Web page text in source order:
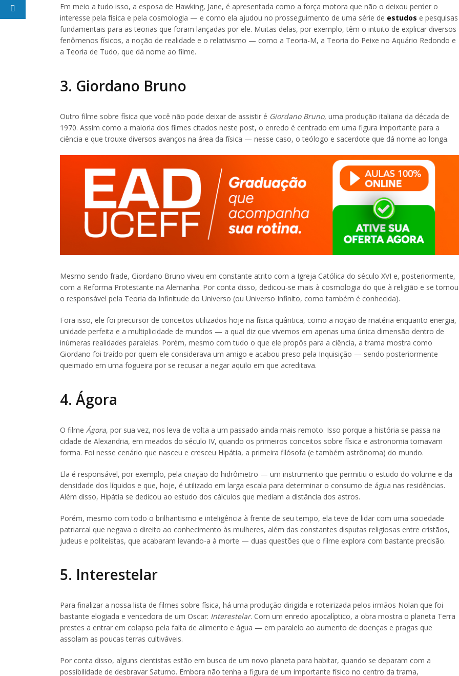
Em meio a tudo isso, a esposa de Hawking, Jane, é apresentada como a força motora que não o deixou perder o
interesse pela física e pela cosmologia — e como ela ajudou no prosseguimento de uma série de estudos e pesquisas
fundamentais para as teorias que foram lançadas por ele. Muitas delas, por exemplo, têm o intuito de explicar diversos
fenômenos físicos, a noção de realidade e o relativismo — como a Teoria-M, a Teoria do Peixe no Aquário Redondo e
a Teoria de Tudo, que dá nome ao filme.
3. Giordano Bruno
Outro filme sobre física que você não pode deixar de assistir é Giordano Bruno, uma produção italiana da década de
1970. Assim como a maioria dos filmes citados neste post, o enredo é centrado em uma figura importante para a
ciência e que trouxe diversos avanços na área da física — nesse caso, o teólogo e sacerdote que dá nome ao longa.
Mesmo sendo frade, Giordano Bruno viveu em constante atrito com a Igreja Católica do século XVI e, posteriormente,
com a Reforma Protestante na Alemanha. Por conta disso, dedicou-se mais à cosmologia do que à religião e se tornou
o responsável pela Teoria da Infinitude do Universo (ou Universo Infinito, como também é conhecida).
Fora isso, ele foi precursor de conceitos utilizados hoje na física quântica, como a noção de matéria enquanto energia,
unidade perfeita e a multiplicidade de mundos — a qual diz que vivemos em apenas uma única dimensão dentro de
inúmeras realidades paralelas. Porém, mesmo com tudo o que ele propôs para a ciência, a trama mostra como
Giordano foi traído por quem ele considerava um amigo e acabou preso pela Inquisição — sendo posteriormente
queimado em uma fogueira por se recusar a negar aquilo em que acreditava.
4. Ágora
O filme Ágora, por sua vez, nos leva de volta a um passado ainda mais remoto. Isso porque a história se passa na
cidade de Alexandria, em meados do século IV, quando os primeiros conceitos sobre física e astronomia tomavam
forma. Foi nesse cenário que nasceu e cresceu Hipátia, a primeira filósofa (e também astrônoma) do mundo.
Ela é responsável, por exemplo, pela criação do hidrômetro — um instrumento que permitiu o estudo do volume e da
densidade dos líquidos e que, hoje, é utilizado em larga escala para determinar o consumo de água nas residências.
Além disso, Hipátia se dedicou ao estudo dos cálculos que mediam a distância dos astros.
Porém, mesmo com todo o brilhantismo e inteligência à frente de seu tempo, ela teve de lidar com uma sociedade
patriarcal que negava o direito ao conhecimento às mulheres, além das constantes disputas religiosas entre cristãos,
judeus e politeístas, que acabaram levando-a à morte — duas questões que o filme explora com bastante precisão.
5. Interestelar
Para finalizar a nossa lista de filmes sobre física, há uma produção dirigida e roteirizada pelos irmãos Nolan que foi
bastante elogiada e vencedora de um Oscar: Interestelar. Com um enredo apocalíptico, a obra mostra o planeta Terra
prestes a entrar em colapso pela falta de alimento e água — em paralelo ao aumento de doenças e pragas que
assolam as poucas terras cultiváveis.
Por conta disso, alguns cientistas estão em busca de um novo planeta para habitar, quando se deparam com a
possibilidade de desbravar Saturno. Embora não tenha a figura de um importante físico no centro da trama,